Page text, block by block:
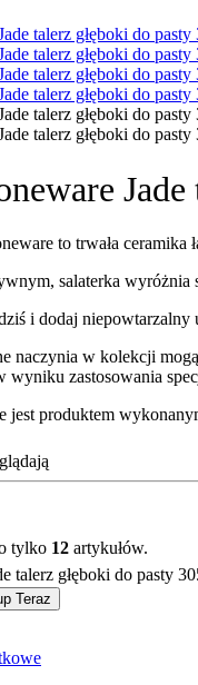
to trwała ceramika
salaterka wyróżnia
i dodaj niepowtarzalny
naczynia w kolekcji
wyniku zastosowania
jest produktem
tylko 12 artykułów.
talerz głęboki do pasty
Teraz